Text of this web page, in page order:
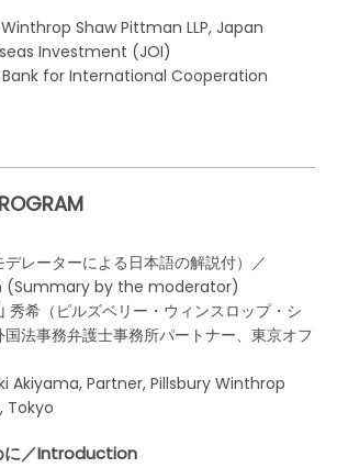
Shaw Pittman LLP, Japan
Investment (JOI)
for International Cooperation
レーターによる日本語の解説付）／
(Summary by the moderator)
秀希（ピルズベリー・ウィンスロップ・シ
国法事務弁護士事務所パートナー、東京オフ
Akiyama, Partner, Pillsbury Winthrop
Tokyo
に／Introduction